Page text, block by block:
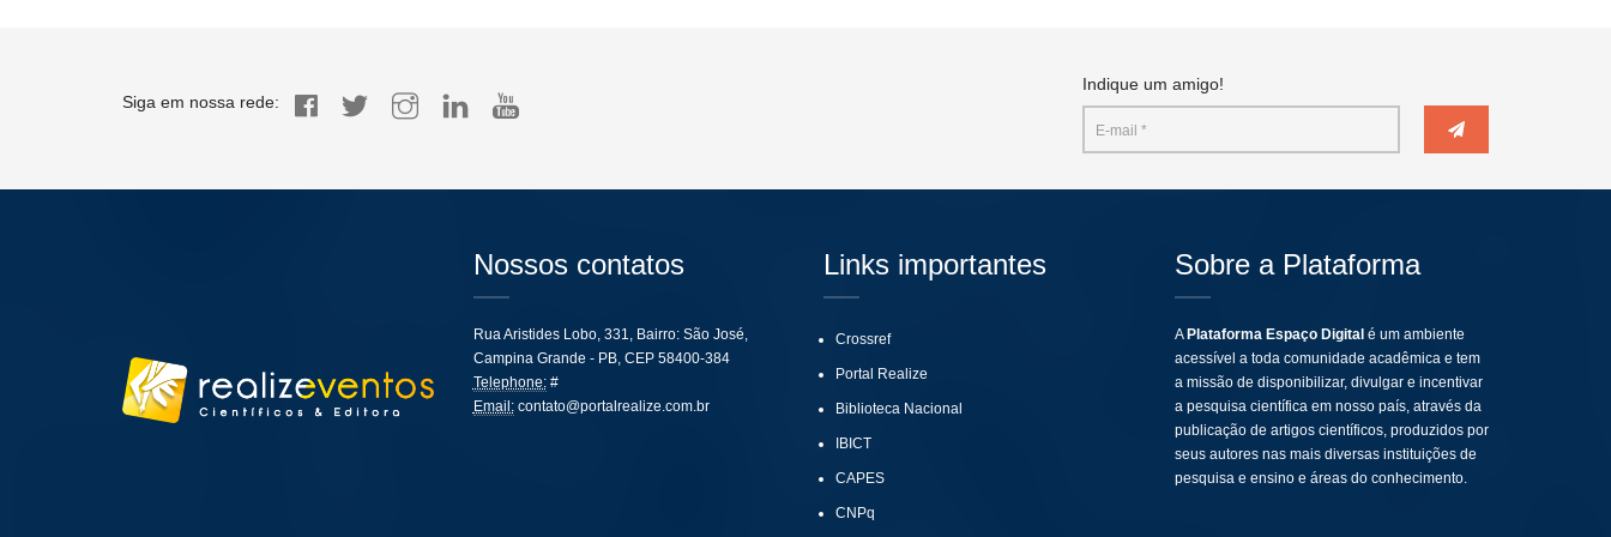
Siga em nossa rede:
Indique um amigo!
Nossos contatos
Rua Aristides Lobo, 331, Bairro: São José,
Campina Grande - PB, CEP 58400-384
Telephone:#
Email: contato@portalrealize.com.br
Links importantes
Crossref
Portal Realize
Biblioteca Nacional
IBICT
CAPES
CNPq
Sobre a Plataforma
A Plataforma Espaço Digital é um ambiente
acessível a toda comunidade acadêmica e tem
a missão de disponibilizar, divulgar e incentivar
a pesquisa científica em nosso país, através da
publicação de artigos científicos, produzidos por
seus autores nas mais diversas instituições de
pesquisa e ensino e áreas do conhecimento.